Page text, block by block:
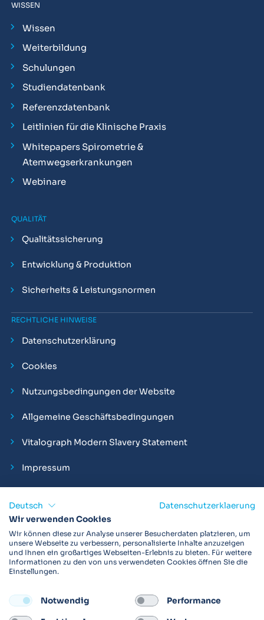
WISSEN
Wissen
Weiterbildung
Schulungen
Studiendatenbank
Referenzdatenbank
Leitlinien für die Klinische Praxis
Whitepapers Spirometrie &
Atemwegserkrankungen
Webinare
QUALITÄT
Qualitätssicherung
Entwicklung & Produktion
Sicherheits & Leistungsnormen
RECHTLICHE HINWEISE
Datenschutzerklärung
Cookies
Nutzungsbedingungen der Website
Allgemeine Geschäftsbedingungen
Vitalograph Modern Slavery Statement
Impressum
Vitalograph ist ein internationaler Hersteller von Spirometern,
EKGs und Bakterien-Viren-Filtern zur sicheren
Lungenfunktionsdiagnostik. Darüber hinaus sind wir weltweit
als Technologie- und Service-Provider für klinische
FOLLOW
Deutsch
Datenschutzerklaerung
Wir verwenden Cookies
Wir können diese zur Analyse unserer Besucherdaten platzieren, um
unsere Webseite zu verbessern, personalisierte Inhalte anzuzeigen
und Ihnen ein großartiges Webseiten-Erlebnis zu bieten. Für weitere
Informationen zu den von uns verwendeten Cookies öffnen Sie die
Einstellungen.
Notwendig Performance